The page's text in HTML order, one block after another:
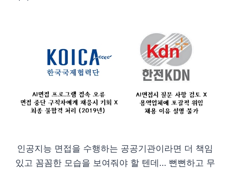
인공지능 면접을 수행하는 공공기관이라면 더 책임
있고 꼼꼼한 모습을 보여줘야 할 텐데… 뻔뻔하고 무